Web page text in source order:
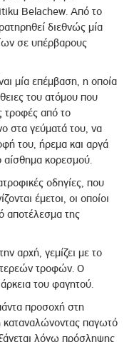
Belachew. Από το
διεθνώς µία
σε υπέρβαρους
µία επέμβαση, η οποία
του ατόµου που
τροφές από το
στα γεύµατά του, να
του, ήρεµα και αργά
αίσθημα κορεσµού.
οδηγίες, που
έµετοι, οι οποίοι
αποτέλεσμα της
αρχή, γεµίζει µε το
τροφών. Ο
του φαγητού.
προσοχή στη
καταναλώνοντας παγωτό
λόγω πρόσληψης